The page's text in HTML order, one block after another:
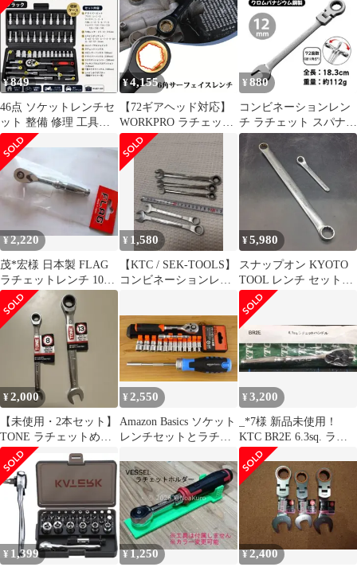
¥849
46点 ソケットレンチセ
ット 整備 修理 工具セ
ット DIY メンテナンス
便利
¥4,155
【72ギアヘッド対応】
WORKPRO ラチェット
レンチセット 組 (8-
17mm) CR-V製 車修
理/DIYに最適 収納バッ
グ付き
¥ 880
コンビネーションレン
チ ラチェット スパナ
メガネレンチ 車整備
【12mm】
¥2,220
茂*宏様 日本製 FLAG
ラチェットレンチ 108
ギアタイプ 差込角1/4"
¥ 1,580
【KTC / SEK-TOOLS】
コンビネーションレン
¥5,980
スナップオン KYOTO
TOOL レンチ セット
14mm 17mm 10mm
《L》
¥2,000
【未使用・2本セット】
TONE ラチェットめが
ねレンチ 8・13mm
¥ 2,550
Amazon Basics ソケット
レンチセットとラチェ
ト
¥3,200
_*7様 新品未使用！
KTC BR2E 6.3sq. ラチ
ェットハンドル
¥ 1,399 ¥1,250 ¥2,400